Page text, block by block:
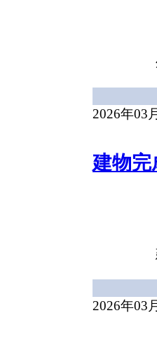
2026年03
建物
2026年03